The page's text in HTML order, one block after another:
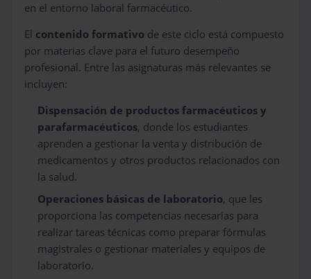
en el entorno laboral farmacéutico.
El contenido formativo de este ciclo está compuesto
por materias clave para el futuro desempeño
profesional. Entre las asignaturas más relevantes se
incluyen:
Dispensación de productos farmacéuticos y
parafarmacéuticos, donde los estudiantes
aprenden a gestionar la venta y distribución de
medicamentos y otros productos relacionados con
la salud.
Operaciones básicas de laboratorio, que les
proporciona las competencias necesarias para
realizar tareas técnicas como preparar fórmulas
magistrales o gestionar materiales y equipos de
laboratorio.